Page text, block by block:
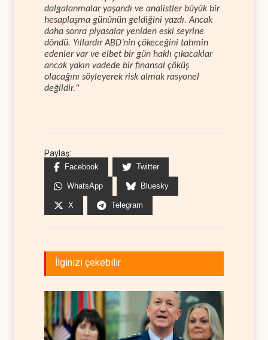
dalgalanmalar yaşandı ve analistler büyük bir
hesaplaşma gününün geldiğini yazdı. Ancak
daha sonra piyasalar yeniden eski seyrine
döndü. Yıllardır ABD’nin çökeceğini tahmin
edenler var ve elbet bir gün haklı çıkacaklar
ancak yakın vadede bir finansal çöküş
olacağını söyleyerek risk almak rasyonel
değildir."
Paylaş:
Facebook Twitter
WhatsApp Bluesky
X Telegram
İlginizi çekebilir